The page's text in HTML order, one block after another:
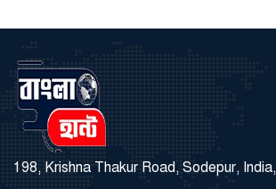
198, Krishna Thakur Road, Sodepur,